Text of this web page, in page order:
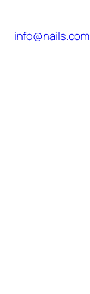
info@nails.com